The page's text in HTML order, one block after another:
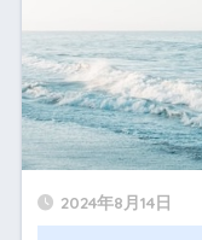
2024年8月14日